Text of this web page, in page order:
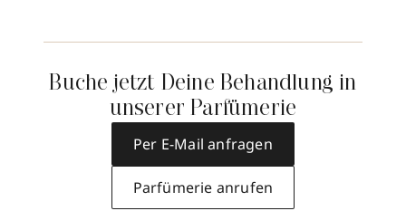
Buche jetzt Deine Behandlung in
unserer Parfümerie
Per E-Mail anfragen
Parfümerie anrufen